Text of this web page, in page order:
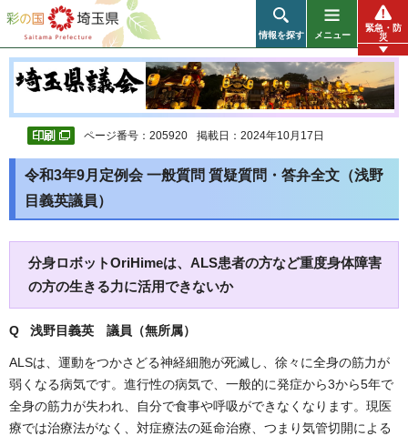
彩の国 埼玉県
情報を探す メニュー
緊急・防
災
ページ番号：205920 掲載日：2024年10月17日
令和3年9月定例会 一般質問 質疑質問・答弁全文（浅野
目義英議員）
分身ロボットOriHimeは、ALS患者の方など重度身体障害
の方の生きる力に活用できないか
Q 浅野目義英 議員（無所属）
ALSは、運動をつかさどる神経細胞が死滅し、徐々に全身の筋力が
弱くなる病気です。進行性の病気で、一般的に発症から3から5年で
全身の筋力が失われ、自分で食事や呼吸ができなくなります。現医
療では治療法がなく、対症療法の延命治療、つまり気管切開による